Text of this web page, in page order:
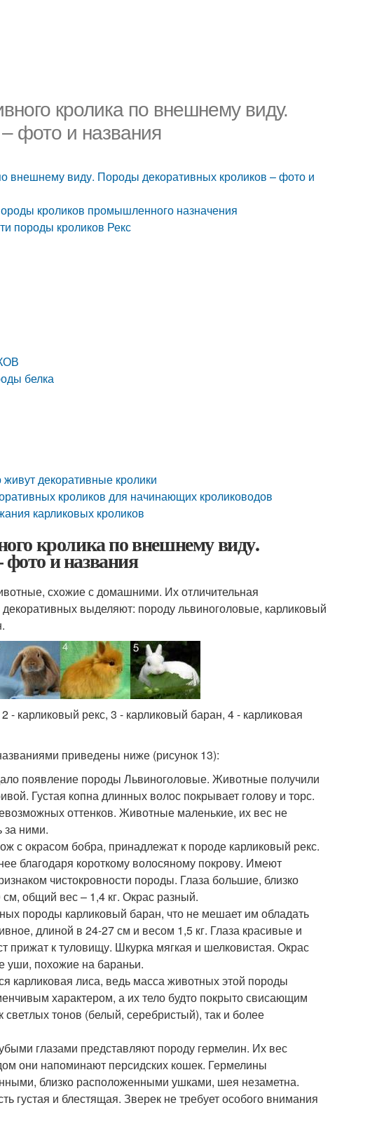
кролика по внешнему виду.
фото и названия
внешнему виду. Породы декоративных кроликов – фото и
кроликов промышленного назначения
породы кроликов Рекс
белка
декоративные кролики
кроликов для начинающих кролиководов
карликовых кроликов
кролика по внешнему виду.
и названия
схожие с домашними. Их отличительная
выделяют: породу львиноголовые, карликовый
карликовый рекс, 3 - карликовый баран, 4 - карликовая
приведены ниже (рисунок 13):
появление породы Львиноголовые. Животные получили
Густая копна длинных волос покрывает голову и торс.
оттенков. Животные маленькие, их вес не
за ними.
с окрасом бобра, принадлежат к породе карликовый рекс.
благодаря короткому волосяному покрову. Имеют
чистокровности породы. Глаза большие, близко
общий вес – 1,4 кг. Окрас разный.
породы карликовый баран, что не мешает им обладать
длиной в 24-27 см и весом 1,5 кг. Глаза красивые и
к туловищу. Шкурка мягкая и шелковистая. Окрас
уши, похожие на бараньи.
карликовая лиса, ведь масса животных этой породы
характером, а их тело будто покрыто свисающим
тонов (белый, серебристый), так и более
глазами представляют породу гермелин. Их вес
они напоминают персидских кошек. Гермелины
близко расположенными ушками, шея незаметна.
густая и блестящая. Зверек не требует особого внимания